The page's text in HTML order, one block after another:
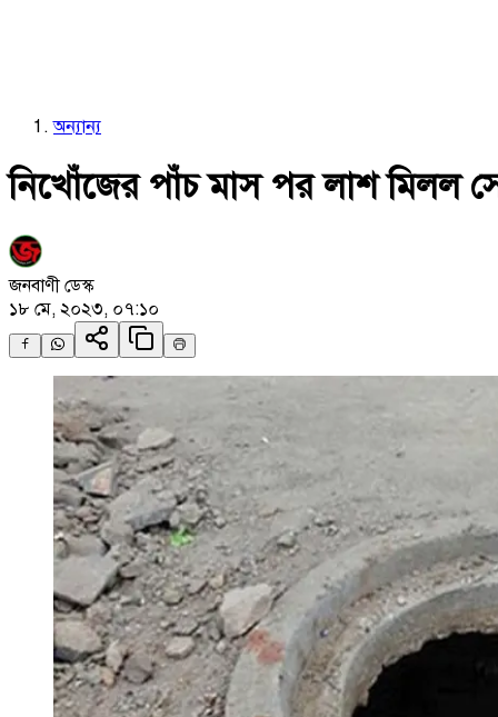
অন্যান্য
নিখোঁজের পাঁচ মাস পর লাশ মিলল
জনবাণী ডেস্ক
১৮ মে, ২০২৩, ০৭:১০